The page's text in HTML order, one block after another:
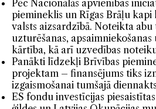
Pēc Nacionālās apvienības
piemineklis un Rīgas Brāļu kapi
valsts aizsardzībā. Noteikta
uzturēšanas, apsaimniekošanas
kārtība, kā arī uzvedības
Panākti līdzekļi Brīvības
projektam – finansējums tiks
izgaismošanai tumšajā
ES fondu investīcijas